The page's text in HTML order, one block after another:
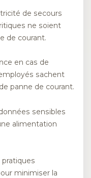
de secours
ne soient
de courant.
en cas de
sachent
panne de courant.
sensibles
alimentation
minimiser la